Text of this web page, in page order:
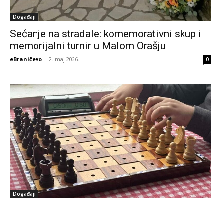
Događaji
Sećanje na stradale: komemorativni skup i
memorijalni turnir u Malom Orašju
eBraničevo - 2. maj 2026. 0
Događaji